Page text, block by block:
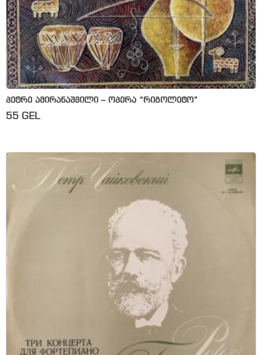
პეტრე ამირანაშვილი – ოპერა “რიგოლეტო”
55 GEL